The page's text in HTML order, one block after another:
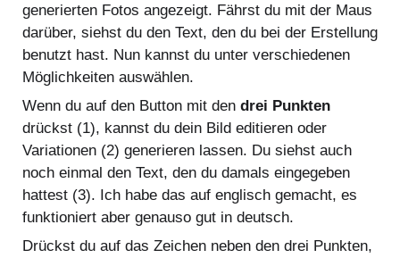
generierten Fotos angezeigt. Fährst du mit der Maus
darüber, siehst du den Text, den du bei der Erstellung
benutzt hast. Nun kannst du unter verschiedenen
Möglichkeiten auswählen.
Wenn du auf den Button mit den drei Punkten
drückst (1), kannst du dein Bild editieren oder
Variationen (2) generieren lassen. Du siehst auch
noch einmal den Text, den du damals eingegeben
hattest (3). Ich habe das auf englisch gemacht, es
funktioniert aber genauso gut in deutsch.
Drückst du auf das Zeichen neben den drei Punkten,